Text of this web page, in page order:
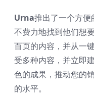
Urna推出了一个方便
不费力地找到他们想
百页的内容，并从一
受多种内容，并立即
色的成果，推动您的
的水平。